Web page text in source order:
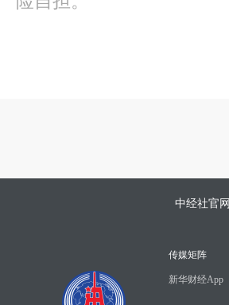
中经社官网
传媒矩阵
新华财经App